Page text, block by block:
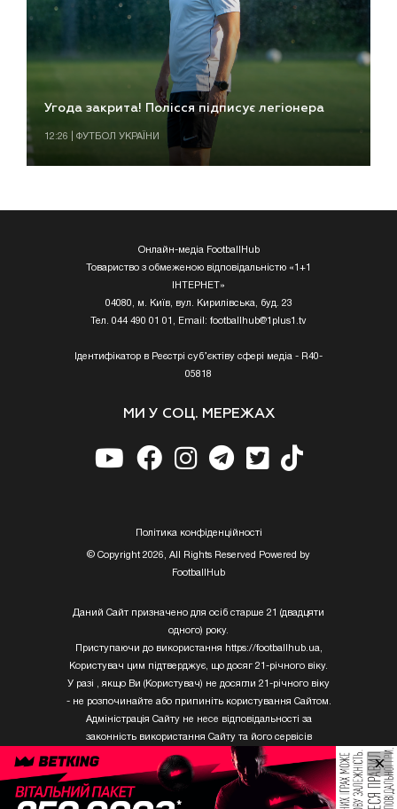
Угода закрита! Полісся підписує легіонера
12:26 | ФУТБОЛ УКРАЇНИ
Онлайн-медіа FootballHub
Товариство з обмеженою відповідальністю «1+1
ІНТЕРНЕТ»
04080, м. Київ, вул. Кирилівська, буд. 23
Тел. 044 490 01 01, Email: footballhub@1plus1.tv
Ідентифікатор в Реєстрі суб’єктіву сфері медіа - R40-
05818
МИ У СОЦ. МЕРЕЖАХ
Полiтика конфiденцiйностi
© Copyright 2026, All Rights Reserved Powered by
FootballHub
Даний Сайт призначено для осіб старше 21 (двадцяти
одного) року.
Приступаючи до використання https://footballhub.ua,
Користувач цим підтверджує, що досяг 21-річного віку.
У разі , якщо Ви (Користувач) не досягли 21-річного віку
- не розпочинайте або припиніть користування Сайтом.
Адміністрація Сайту не несе відповідальності за
законність використання Сайту та його сервісів
Користувачем, який не досяг 21-річного віку.
Твори Getty Images, що розміщені на сайті, не можуть
×